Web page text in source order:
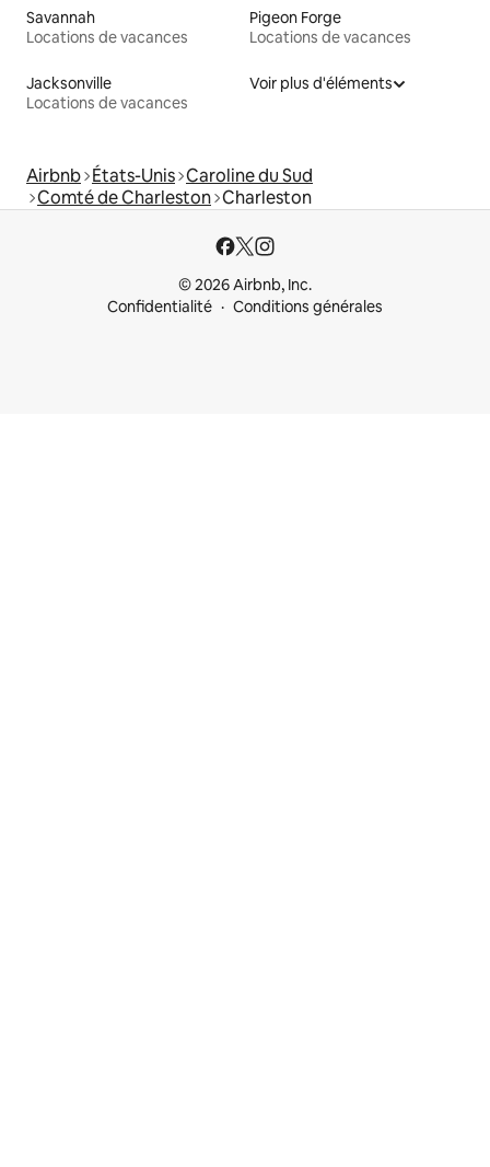
Savannah
Locations de vacances
Pigeon Forge
Locations de vacances
Jacksonville
Locations de vacances
Voir plus d'éléments
Airbnb États-Unis Caroline du Sud
Comté de Charleston Charleston
© 2026 Airbnb, Inc.
Confidentialité
Conditions générales